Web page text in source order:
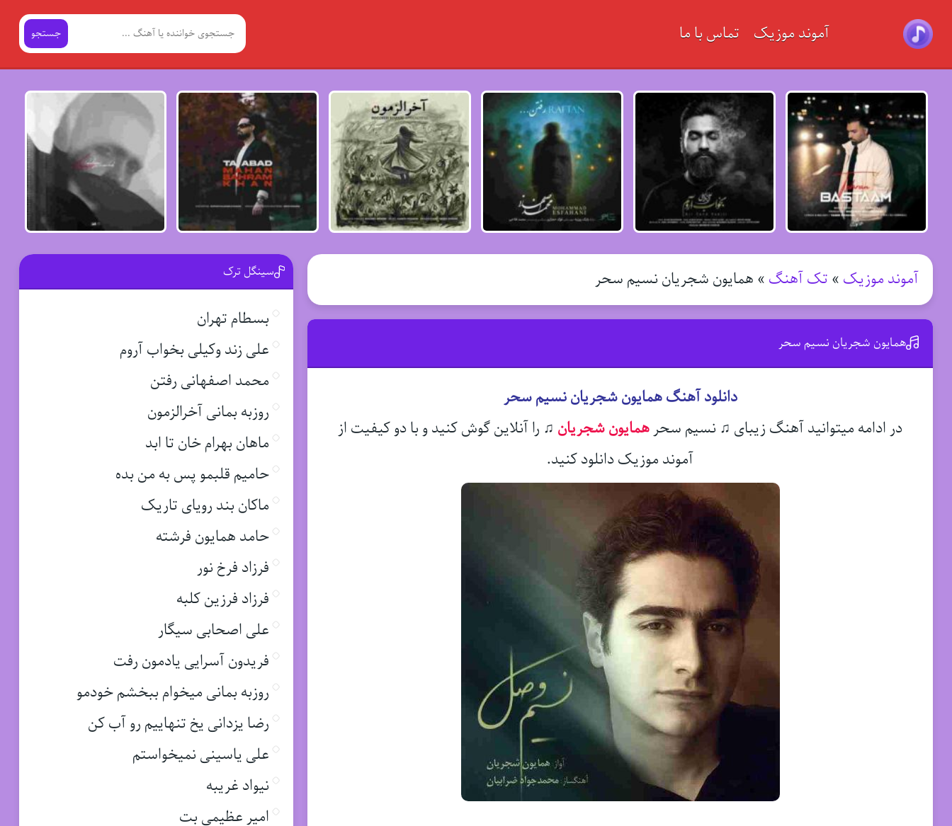
آموند موزیک تماس با ما جستجو
آموند موزیک » تک آهنگ » همایون شجریان نسیم سحر
همایون شجریان نسیم سحر
دانلود آهنگ همایون شجریان نسیم سحر
در ادامه میتوانید آهنگ زیبای ♫ نسیم سحر همایون شجریان ♫ را آنلاین گوش کنید و با دو کیفیت از
آموند موزیک دانلود کنید.
سینگل ترک
بسطام تهران
علی زند وکیلی بخواب آروم
محمد اصفهانی رفتن
روزبه بمانی آخرالزمون
ماهان بهرام خان تا ابد
حامیم قلبمو پس به من بده
ماکان بند رویای تاریک
حامد همایون فرشته
فرزاد فرخ نور
فرزاد فرزین کلبه
علی اصحابی سیگار
فریدون آسرایی یادمون رفت
روزبه بمانی میخوام ببخشم خودمو
رضا یزدانی یخ تنهاییم رو آب کن
علی یاسینی نمیخواستم
نیواد غریبه
امیر عظیمی بت